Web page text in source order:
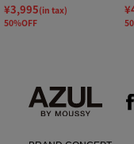
¥3,995(in tax)
50%OFF